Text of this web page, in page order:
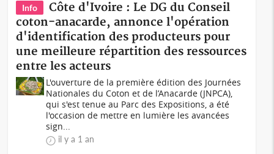
Info
Côte d'Ivoire : Le DG du Conseil
coton-anacarde, annonce l'opération
d'identification des producteurs pour
une meilleure répartition des ressources
entre les acteurs
L'ouverture de la première édition des Journées
Nationales du Coton et de l’Anacarde (JNPCA),
qui s'est tenue au Parc des Expositions, a été
l'occasion de mettre en lumière les avancées
sign...
il y a 1 an